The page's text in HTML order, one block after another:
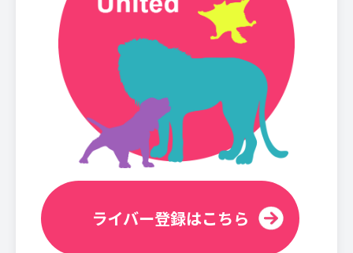
ライバー登録はこちら